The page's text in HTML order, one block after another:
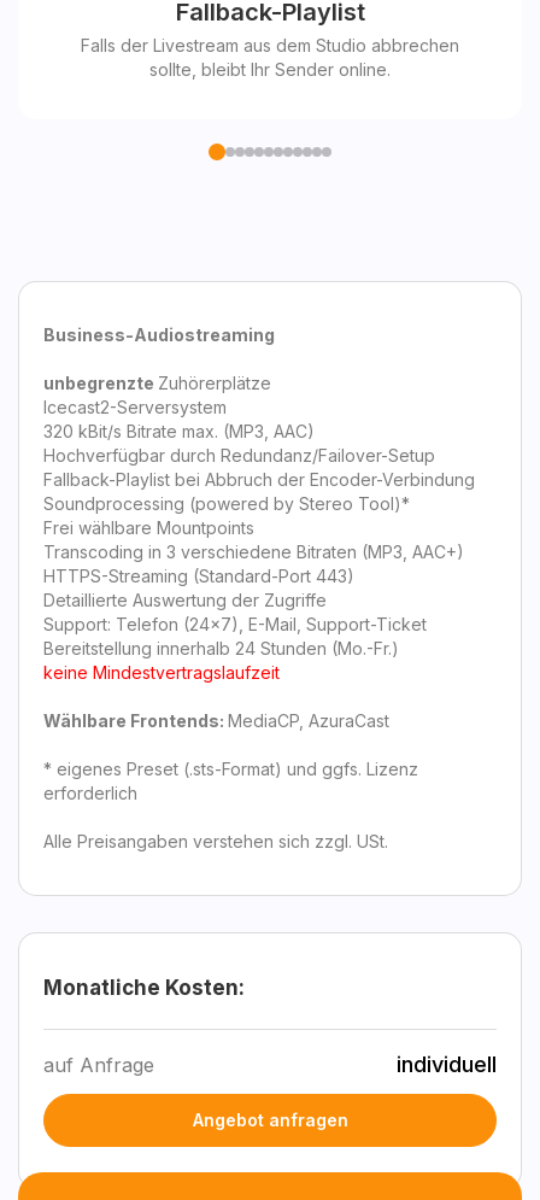
Fallback-Playlist
Falls der Livestream aus dem Studio abbrechen
sollte, bleibt Ihr Sender online.
Business-Audiostreaming
unbegrenzte Zuhörerplätze
Icecast2-Serversystem
320 kBit/s Bitrate max. (MP3, AAC)
Hochverfügbar durch Redundanz/Failover-Setup
Fallback-Playlist bei Abbruch der Encoder-Verbindung
Soundprocessing (powered by Stereo Tool)*
Frei wählbare Mountpoints
Transcoding in 3 verschiedene Bitraten (MP3, AAC+)
HTTPS-Streaming (Standard-Port 443)
Detaillierte Auswertung der Zugriffe
Support: Telefon (24x7), E-Mail, Support-Ticket
Bereitstellung innerhalb 24 Stunden (Mo.-Fr.)
keine Mindestvertragslaufzeit
Wählbare Frontends: MediaCP, AzuraCast
* eigenes Preset (.sts-Format) und ggfs. Lizenz
erforderlich
Alle Preisangaben verstehen sich zzgl. USt.
Monatliche Kosten:
auf Anfrage individuell
Angebot anfragen